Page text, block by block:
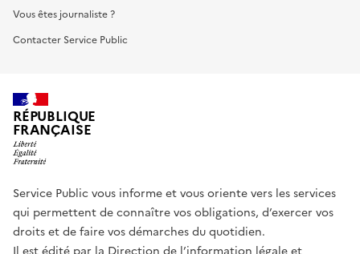
Vous êtes journaliste ?
Contacter Service Public
RÉPUBLIQUE
FRANÇAISE
Service Public vous informe et vous oriente vers les services
qui permettent de connaître vos obligations, d’exercer vos
droits et de faire vos démarches du quotidien.